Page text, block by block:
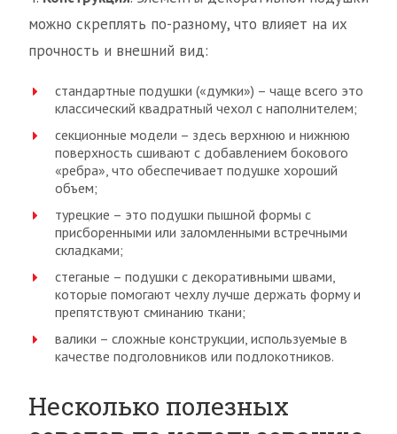
можно скреплять по-разному, что влияет на их
прочность и внешний вид:
стандартные подушки («думки») – чаще всего это
классический квадратный чехол с наполнителем;
секционные модели – здесь верхнюю и нижнюю
поверхность сшивают с добавлением бокового
«ребра», что обеспечивает подушке хороший
объем;
турецкие – это подушки пышной формы с
присборенными или заломленными встречными
складками;
стеганые – подушки с декоративными швами,
которые помогают чехлу лучше держать форму и
препятствуют сминанию ткани;
валики – сложные конструкции, используемые в
качестве подголовников или подлокотников.
Несколько полезных